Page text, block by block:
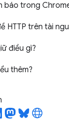
báo trong
HTTP trên tài
điều gì?
thêm?